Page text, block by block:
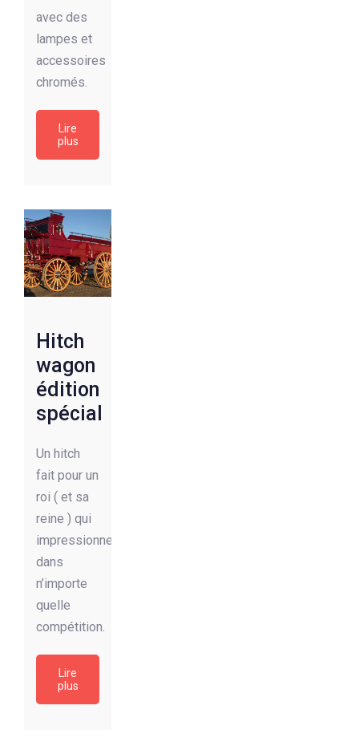
avec des
lampes et
accessoires
chromés.
Lire
plus
Hitch
wagon
édition
spécial
Un hitch
fait pour un
roi ( et sa
reine ) qui
impressionnera
dans
n’importe
quelle
compétition.
Lire
plus